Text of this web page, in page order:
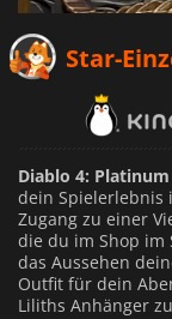
Star-
Diablo 4: Platinum
dein Spielerlebnis
Zugang zu einer
die du im Shop im
das Aussehen
Outfit für dein
Liliths Anhänger